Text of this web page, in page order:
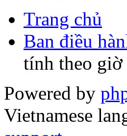
Trang chủ
Ban điều
tính theo
Powered by
Vietnamese